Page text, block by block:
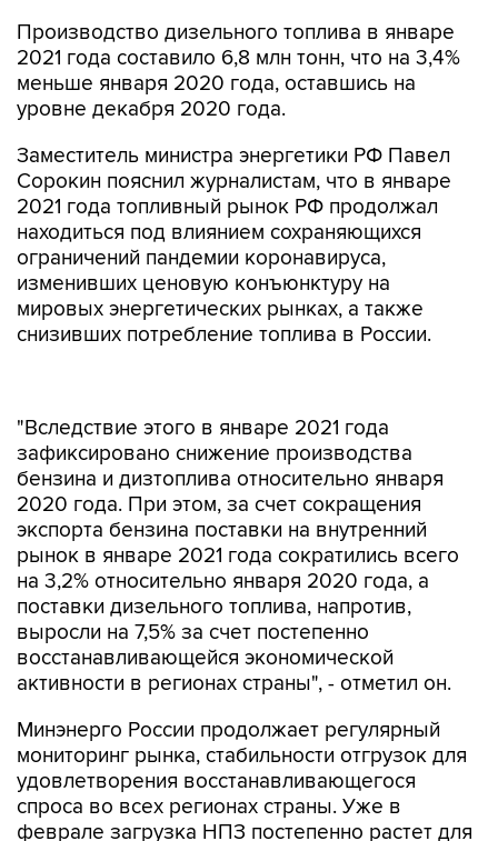
Производство дизельного топлива в январе
2021 года составило 6,8 млн тонн, что на 3,4%
меньше января 2020 года, оставшись на
уровне декабря 2020 года.
Заместитель министра энергетики РФ Павел
Сорокин пояснил журналистам, что в январе
2021 года топливный рынок РФ продолжал
находиться под влиянием сохраняющихся
ограничений пандемии коронавируса,
изменивших ценовую конъюнктуру на
мировых энергетических рынках, а также
снизивших потребление топлива в России.
бензина и дизтоплива относительно января
2020 года. При этом, за счет сокращения
экспорта бензина поставки на внутренний
рынок в январе 2021 года сократились всего
на 3,2% относительно января 2020 года, а
поставки дизельного топлива, напротив,
выросли на 7,5% за счет постепенно
восстанавливающейся экономической
активности в регионах страны", - отметил он.
Минэнерго России продолжает регулярный
удовлетворения восстанавливающегося
спроса во всех регионах страны. Уже в
феврале загрузка НПЗ постепенно растет для
эффективного ответа на вызовы рынка.